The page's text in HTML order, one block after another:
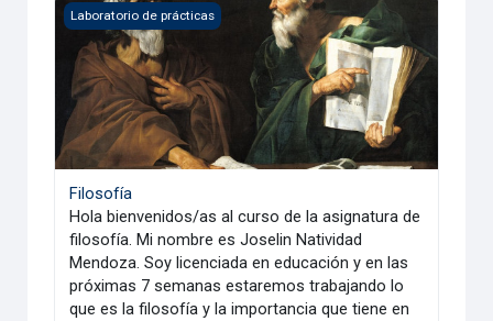
Filosofía
Laboratorio de prácticas
Filosofía
Hola bienvenidos/as al curso de la asignatura de
filosofía. Mi nombre es Joselin Natividad
Mendoza. Soy licenciada en educación y en las
próximas 7 semanas estaremos trabajando lo
que es la filosofía y la importancia que tiene en